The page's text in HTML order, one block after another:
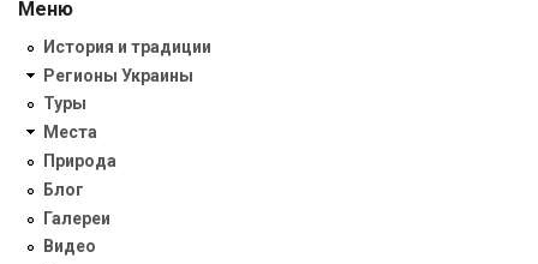
Меню
История и традиции
Регионы Украины
Туры
Места
Природа
Блог
Галереи
Видео